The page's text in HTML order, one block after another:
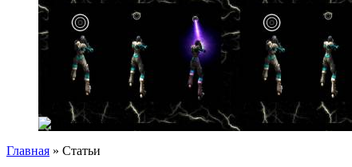
Главная » Статьи